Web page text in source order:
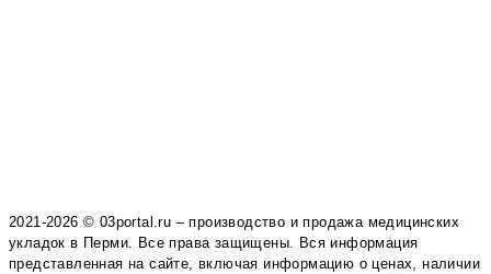
2021-2026 © 03portal.ru – производство и продажа медицинских
укладок в Перми. Все права защищены. Вся информация
представленная на сайте, включая информацию о ценах, наличии